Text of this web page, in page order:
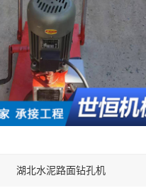
湖北水泥路面钻孔机